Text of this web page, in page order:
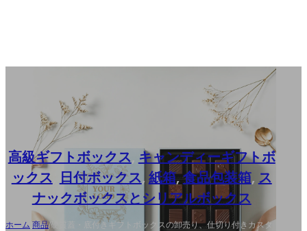
高級ギフトボックス, キャンディーギフトボ
ックス 日付ボックス, 紙箱,食品包装箱, ス
ナックボックスとシリアルボックス
ホーム 商品/硬質蓋・底付きギフトボックスの卸売り、仕切り付きカスタ